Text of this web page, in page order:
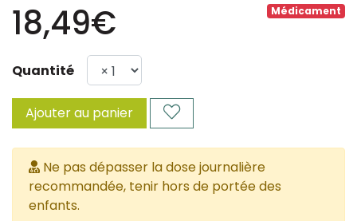
Médicament
18,49€
Quantité
Ajouter au panier
Ne pas dépasser la dose journalière
recommandée, tenir hors de portée des
enfants.